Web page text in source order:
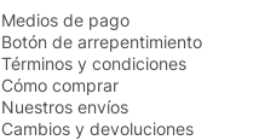
Medios de pago
Botón de arrepentimiento
Términos y condiciones
Cómo comprar
Nuestros envíos
Cambios y devoluciones